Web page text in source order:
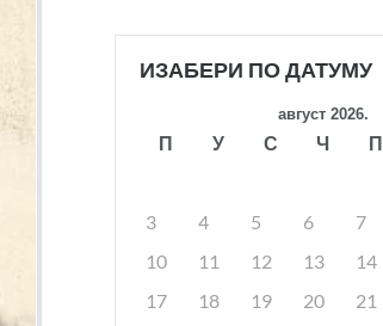
ИЗАБЕРИ ПО ДАТУМУ
август 2026.
П У С Ч П
3
4 5 6 7
10
11 12 13 14
17
18 19 20 21